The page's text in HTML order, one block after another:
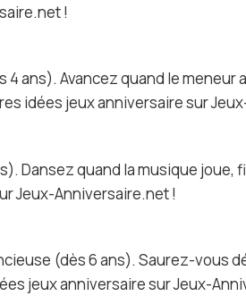
!
ans). Avancez quand le meneur
idées jeux anniversaire sur
Dansez quand la musique joue,
Jeux-Anniversaire.net !
(dès 6 ans). Saurez-vous
jeux anniversaire sur Jeux-